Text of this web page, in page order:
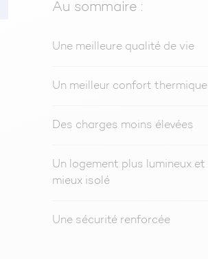
Au sommaire :
Une meilleure qualité de vie
Un meilleur confort thermique
Des charges moins élevées
Un logement plus lumineux et
mieux isolé
Une sécurité renforcée